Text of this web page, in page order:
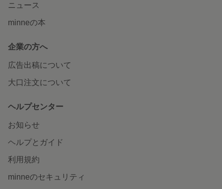
ニュース
minneの本
企業の方へ
広告出稿について
大口注文について
ヘルプセンター
お知らせ
ヘルプとガイド
利用規約
minneのセキュリティ